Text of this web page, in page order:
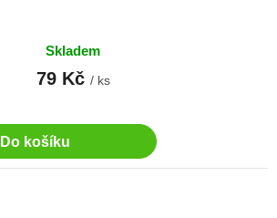
Skladem
79 Kč / ks
Do košíku